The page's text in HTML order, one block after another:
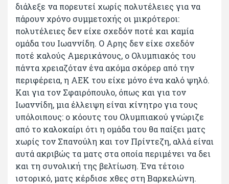
διάλεξε να πορευτεί χωρίς πολυτέλειες για να
πάρουν χρόνο συμμετοχής οι μικρότεροι:
πολυτέλειες δεν είχε σχεδόν ποτέ και καμία
ομάδα του Ιωαννίδη. Ο Αρης δεν είχε σχεδόν
ποτέ καλούς Αμερικάνους, ο Ολυμπιακός του
πάντα χρειαζόταν ένα ακόμα σκόρερ από την
περιφέρεια, η ΑΕΚ του είχε μόνο ένα καλό ψηλό.
Και για τον Σφαιρόπουλο, όπως και για τον
Ιωαννίδη, μια έλλειψη είναι κίνητρο για τους
υπόλοιπους: ο κόουτς του Ολυμπιακού γνώριζε
από το καλοκαίρι ότι η ομάδα του θα παίξει ματς
χωρίς τον Σπανούλη και τον Πρίντεζη, αλλά είναι
αυτά ακριβώς τα ματς στα οποία περιμένει να δει
και τη συνολική της βελτίωση. Ένα τέτοιο
ιστορικό, ματς κέρδισε χθες στη Βαρκελώνη.